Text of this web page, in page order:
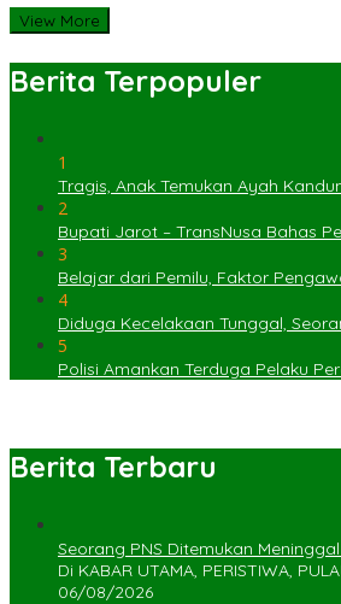
View More
Berita Terpopuler
1
Tragis, Anak Temukan Ayah
2
Bupati Jarot – TransNusa Bahas
3
Belajar dari Pemilu, Faktor
4
Diduga Kecelakaan Tunggal,
5
Polisi Amankan Terduga Pelaku
Berita Terbaru
Seorang PNS Ditemukan
Di KABAR UTAMA, PERISTIWA,
06/08/2026